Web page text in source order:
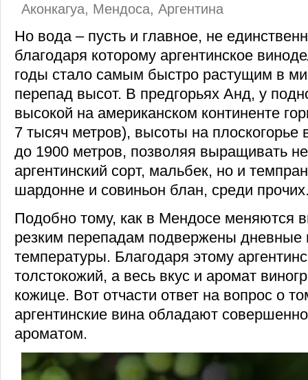
Аконкагуа, Мендоса, Аргентина
Но вода – пусть и главное, не
благодаря которому аргентинское
годы стало самым быстро растущим в
перепад высот. В предгорьях Анд, у
высокой на американском континенте
7 тысяч метров), высоты на плоскогорье
до 1900 метров, позволяя выращивать
аргентинский сорт, мальбек, но и
шардонне и совиньон блан, среди
Подобно тому, как в Мендосе меняются
резким перепадам подвержены дневные
температуры. Благодаря этому
толстокожий, а весь вкус и аромат
кожице. Вот отчасти ответ на вопрос о
аргентинские вина обладают
ароматом.